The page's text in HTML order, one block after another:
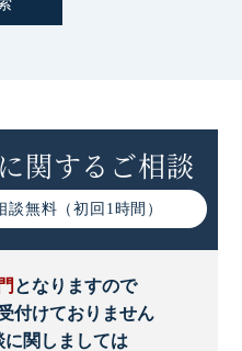
関するご相談
談無料（初回1時間）
となりますので
付けておりません
関しましては